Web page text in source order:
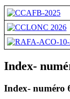
Index-
Index- numéro